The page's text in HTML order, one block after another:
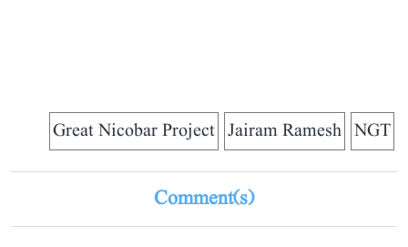
NGT
Jairam Ramesh
Great Nicobar Project
Comment(s)